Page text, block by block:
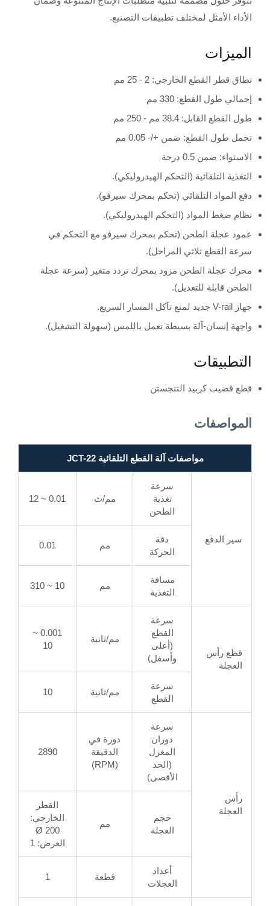
الأداء الأمثل لمختلف تطبيقات التصنيع.
الميزات
نطاق قطر القطع الخارجي: 2 - 25 مم
إجمالي طول القطع: 330 مم
طول القطع القابل: 38.4 مم - 250 مم
تحمل طول القطع: ضمن +/- 0.05 مم
الاستواء: ضمن 0.5 درجة
التغذية التلقائية (التحكم الهيدروليكي).
دفع المواد التلقائي (تحكم بمحرك سيرفو).
نظام ضغط المواد (التحكم الهيدروليكي).
عمود عجلة الطحن (تحكم بمحرك سيرفو مع التحكم في
سرعة القطع ثلاثي المراحل).
محرك عجلة الطحن مزود بمحرك تردد متغير (سرعة عجلة
الطحن قابلة للتعديل).
جهاز V-rail جديد لمنع تآكل المسار السريع.
واجهة إنسان-آلة بسيطة تعمل باللمس (سهولة التشغيل).
التطبيقات
قطع قضيب كربيد التنجستن
المواصفات
مواصفات آلة القطع التلقائية JCT-22
سير الدفع
سرعة
تغذية
الطحن
مم/ث 0.01 ~ 12
دقة
الحركة
مم 0.01
مسافة
التغذية
مم 10 ~ 310
قطع رأس
العجلة
سرعة
القطع
(أعلى
وأسفل)
مم/ثانية
0.001 ~
10
سرعة
القطع
مم/ثانية 10
رأس
العجلة
سرعة
دوران
المغزل
(الحد
الأقصى)
دورة في
الدقيقة
(RPM)
2890
حجم
العجلة
مم
القطر
الخارجي:
Ø 200
العرض: 1
أعداد
العجلات
قطعة 1